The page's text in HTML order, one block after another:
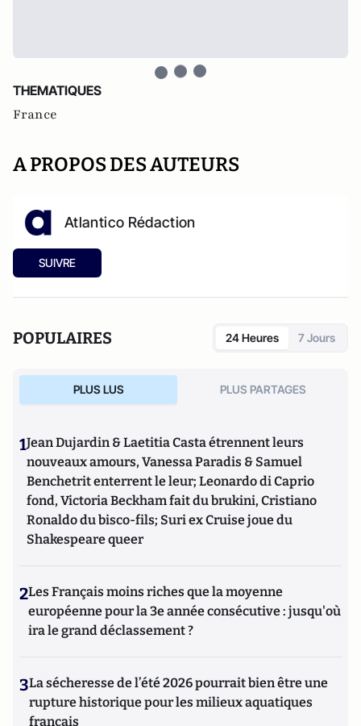
THEMATIQUES
France
A PROPOS DES AUTEURS
Atlantico Rédaction
SUIVRE
POPULAIRES 24 Heures 7 Jours
PLUS LUS PLUS PARTAGES
1Jean Dujardin & Laetitia Casta étrennent leurs
nouveaux amours, Vanessa Paradis & Samuel
Benchetrit enterrent le leur; Leonardo di Caprio
fond, Victoria Beckham fait du brukini, Cristiano
Ronaldo du bisco-fils; Suri ex Cruise joue du
Shakespeare queer
2Les Français moins riches que la moyenne
européenne pour la 3e année consécutive : jusqu'où
ira le grand déclassement ?
3La sécheresse de l’été 2026 pourrait bien être une
rupture historique pour les milieux aquatiques
français